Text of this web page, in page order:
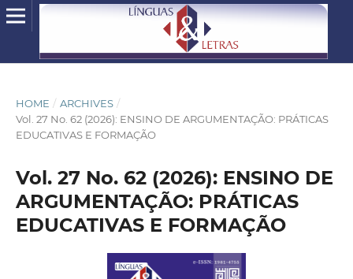
HOME / ARCHIVES /
Vol. 27 No. 62 (2026): ENSINO DE ARGUMENTAÇÃO: PRÁTICAS
EDUCATIVAS E FORMAÇÃO
Vol. 27 No. 62 (2026): ENSINO DE
ARGUMENTAÇÃO: PRÁTICAS
EDUCATIVAS E FORMAÇÃO